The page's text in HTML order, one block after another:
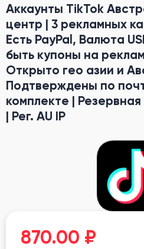
Аккаунты TikTok
центр | 3 рекламных
Есть PayPal, Валюта
быть купоны на
Открыто гео азии и
Подтверждены по
комплекте |
| Рег. AU IP
870.00 ₽